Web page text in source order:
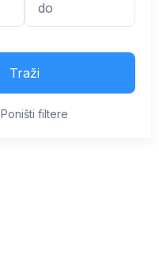
Traži
Poništi filtere